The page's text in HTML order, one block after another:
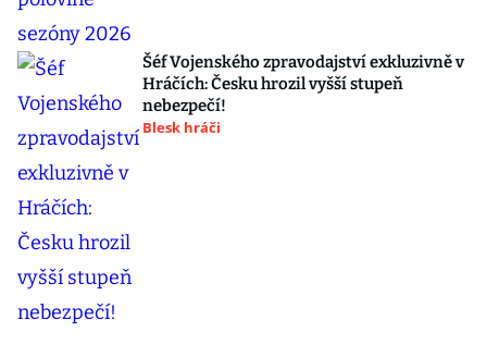
Šéf Vojenského zpravodajství exkluzivně v
Hráčích: Česku hrozil vyšší stupeň
nebezpečí!
Blesk hráči